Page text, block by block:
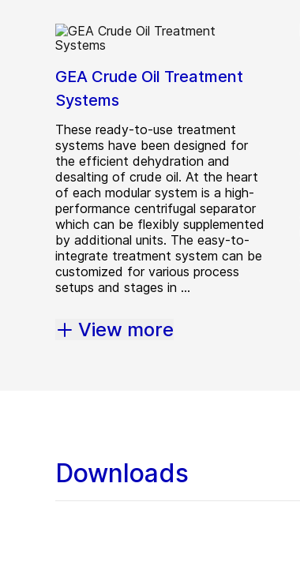
GEA Crude Oil Treatment
Systems
These ready-to-use treatment
systems have been designed for
the efficient dehydration and
desalting of crude oil. At the heart
of each modular system is a high-
performance centrifugal separator
which can be flexibly supplemented
by additional units. The easy-to-
integrate treatment system can be
customized for various process
setups and stages in ...
View more
Downloads